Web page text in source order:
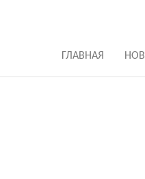
ГЛАВНАЯ